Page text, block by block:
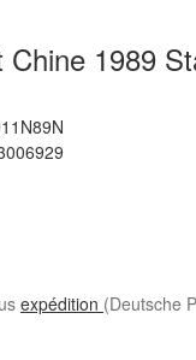
Chine 1989
expédition (Deutsche